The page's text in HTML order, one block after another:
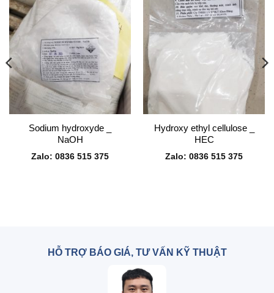
Sodium hydroxyde _
NaOH
Zalo: 0836 515 375
Hydroxy ethyl cellulose _
HEC
Zalo: 0836 515 375
HỖ TRỢ BÁO GIÁ, TƯ VẤN KỸ THUẬT